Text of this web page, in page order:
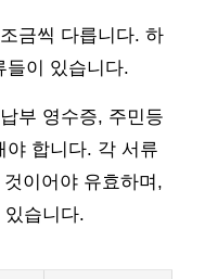
금씩 다릅니다. 하
들이 있습니다.
부 영수증, 주민등
야 합니다. 각 서류
이어야 유효하며,
습니다.